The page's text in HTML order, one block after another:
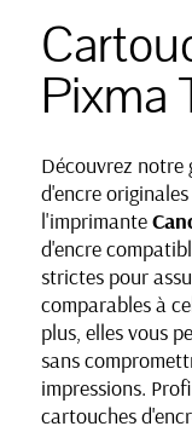
Pixma
Découvrez notre
d'encre
l'imprimante
d'encre
strictes pour
comparables à
plus, elles vous
sans
impressions.
cartouches